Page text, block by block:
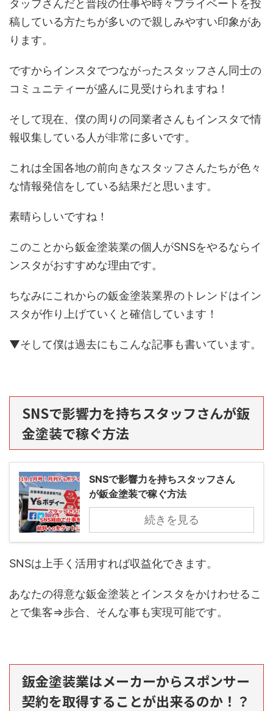
タッフさんだと普段の仕事や時々プライベートを投
稿している方たちが多いので親しみやすい印象があ
ります。
ですからインスタでつながったスタッフさん同士の
コミュニティーが盛んに見受けられますね！
そして現在、僕の周りの同業者さんもインスタで情
報収集している人が非常に多いです。
これは全国各地の前向きなスタッフさんたちが色々
な情報発信をしている結果だと思います。
素晴らしいですね！
このことから鈑金塗装業の個人がSNSをやるならイ
ンスタがおすすめな理由です。
ちなみにこれからの鈑金塗装業界のトレンドはイン
スタが作り上げていくと確信しています！
▼そして僕は過去にもこんな記事も書いています。
SNSで影響力を持ちスタッフさんが鈑
金塗装で稼ぐ方法
SNSで影響力を持ちスタッフさん
が鈑金塗装で稼ぐ方法
続きを見る
SNSは上手く活用すれば収益化できます。
あなたの得意な鈑金塗装とインスタをかけわせるこ
とで集客⇒歩合、そんな事も実現可能です。
鈑金塗装業はメーカーからスポンサー
契約を取得することが出来るのか！？